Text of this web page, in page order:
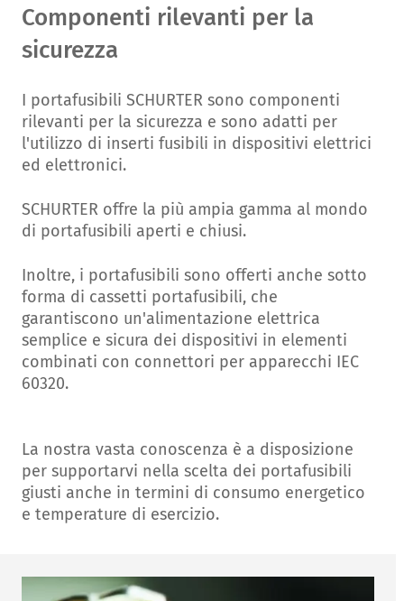
Componenti rilevanti per la
sicurezza
I portafusibili SCHURTER sono componenti
rilevanti per la sicurezza e sono adatti per
l'utilizzo di inserti fusibili in dispositivi elettrici
ed elettronici.
SCHURTER offre la più ampia gamma al mondo
di portafusibili aperti e chiusi.
Inoltre, i portafusibili sono offerti anche sotto
forma di cassetti portafusibili, che
garantiscono un'alimentazione elettrica
semplice e sicura dei dispositivi in elementi
combinati con connettori per apparecchi IEC
60320.
La nostra vasta conoscenza è a disposizione
per supportarvi nella scelta dei portafusibili
giusti anche in termini di consumo energetico
e temperature di esercizio.